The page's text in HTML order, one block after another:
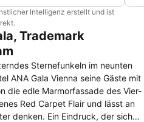
Intelligenz erstellt und ist
Trademark
ANA Gala Vienna seine Gäste mit
die edle Marmorfassade des Vier-
Red Carpet Flair und lässt an
denken. Ein Eindruck, der sich